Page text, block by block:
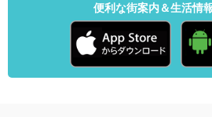
便利な街案内＆生活情